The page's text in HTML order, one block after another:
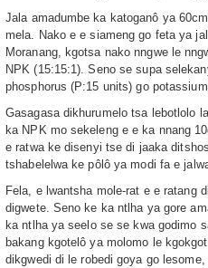
Jala amadumbe ka katoganô ya
mela. Nako e e siameng go feta ya
Moranang, kgotsa nako nngwe le
NPK (15:15:1). Seno se supa
phosphorus (P:15 units) go
Gasagasa dikhurumelo tsa lebotlolo
ka NPK mo sekeleng e e ka nnang
e ratwa ke disenyi tse di jaaka
tshabelelwa ke pôlô ya modi fa e
Fela, e lwantsha mole-rat e e ratang
digwete. Seno ke ka ntlha ya gore
ka ntlha ya seelo se se kwa godimo
bakang kgotelô ya molomo le
dikgwedi di le robedi goya go